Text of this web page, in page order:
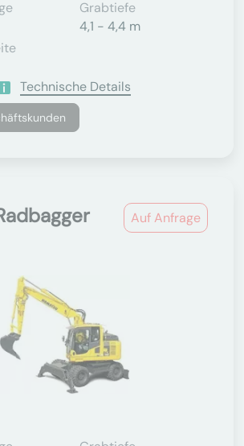
Grabtiefe
4,1 - 4,4 m
Technische Details
Auf Anfrage